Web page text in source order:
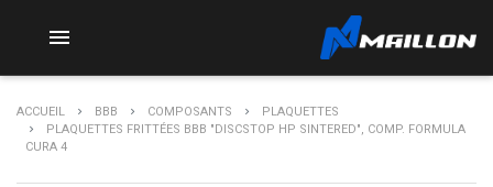

ACCUEIL BBB COMPOSANTS
PLAQUETTES
PLAQUETTES FRITTÉES BBB "DISCSTOP HP SINTERED", COMP. FORMULA
CURA 4